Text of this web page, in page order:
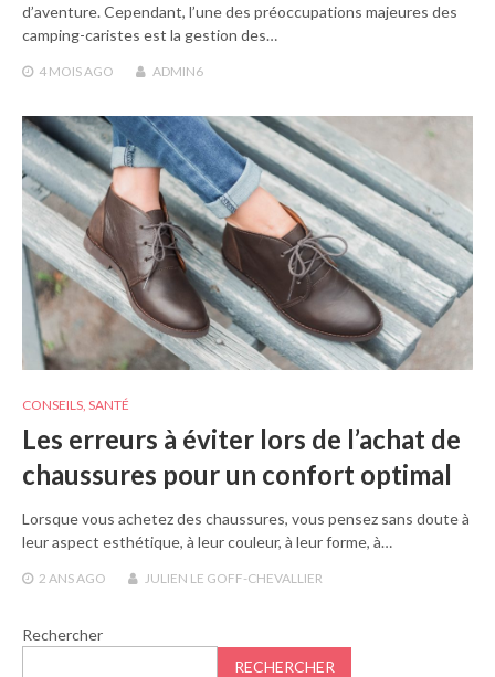
d’aventure. Cependant, l’une des préoccupations majeures des
camping-caristes est la gestion des…
4 MOIS AGO ADMIN6
CONSEILS SANTÉ
Les erreurs à éviter lors de l’achat de
chaussures pour un confort optimal
Lorsque vous achetez des chaussures, vous pensez sans doute à
leur aspect esthétique, à leur couleur, à leur forme, à…
2 ANS AGO JULIEN LE GOFF-CHEVALLIER
Rechercher
RECHERCHER